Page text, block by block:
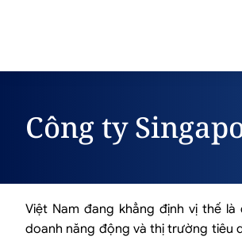
Công ty
Việt Nam đang khẳng định vị thế
doanh năng động và thị trường tiêu